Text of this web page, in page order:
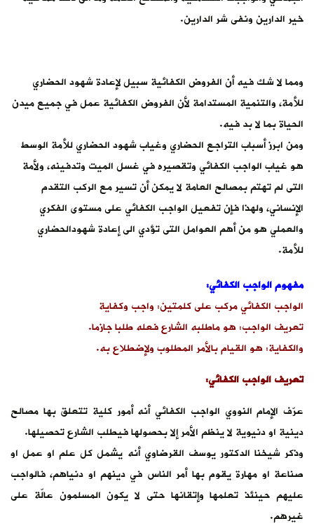
خير الدارين ونفى شر الدارين.
ومما لا شك فيه أن الفروض الكفائية سبيل لإعادة شهود الحضاري
للأمة، والتنمية المستدامة لأن الفروض الكفائية عمل في جميع ميدن
الحياة بما لا بد فيه.
ومن ابرز أسباب التراجع الحضاري وغياب شهود الحضاري للأمة الوسط
هو غياب الواجب الكفائي وتقصيره في غسل الميت وتدفينه، ولأمة
التى لم تهتم بمصالح العامة لا يمكن أن تسير مع الركب التقدم
الإنساني، ولهذا فإن تفعيل الواجب الكفائي على مستوى الفكري
والعملي هو من أهم العوامل التى تؤدي الى إعادة شهودالحضاري
للأمة.
مفهوم الواجب الكفائي:
الواجب الكفائي مركب على كلمتين: واجب وكفاية
تعريف الواجب: هو ماطلبه الشارع فعله طلبا جازما.
والكفاية: هو القيام بالأمر المطلوب ولإضطلاع به.
تعريف الواجب الكفائي:
عرّف الإمام النووي الواجب الكفائي أنه أمور كلية تتعلق بها مصالح
دينية او دنيوية لا ينظم الأمر إلا بحصولها فيطلب الشارع تحصيلها.
وذكر شيخنا الدكتور يوسف القرضاوي أنه يشمل كل علم او عمل او
صناعة او مهارة يقوم بها أمر الناس في دينهم او دنياهم، فالواجب
عليهم حينئذ تعلمها وإتقانها حتى لا يكون المسلمون عالّة على
غيرهم.